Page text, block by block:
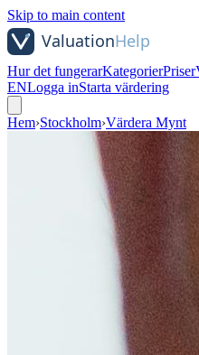
Skip to main content
Hur det fungerarKategorierPriser
ENLogga inStarta värdering
Hem›Stockholm›Värdera Mynt